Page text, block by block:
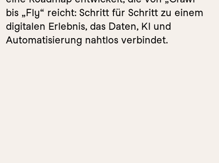
bis „Fly“ reicht: Schritt für Schritt zu einem
digitalen Erlebnis, das Daten, KI und
Automatisierung nahtlos verbindet.